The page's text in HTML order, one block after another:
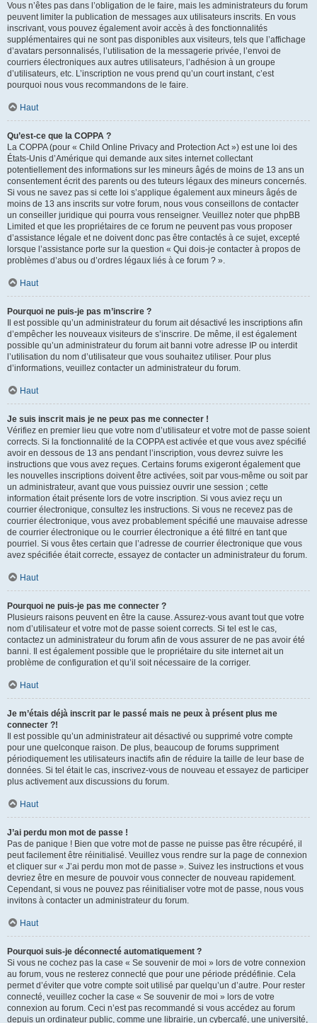
Vous n’êtes pas dans l’obligation de le faire, mais les administrateurs du forum
peuvent limiter la publication de messages aux utilisateurs inscrits. En vous
inscrivant, vous pouvez également avoir accès à des fonctionnalités
supplémentaires qui ne sont pas disponibles aux visiteurs, tels que l’affichage
d’avatars personnalisés, l’utilisation de la messagerie privée, l’envoi de
courriers électroniques aux autres utilisateurs, l’adhésion à un groupe
d’utilisateurs, etc. L’inscription ne vous prend qu’un court instant, c’est
pourquoi nous vous recommandons de le faire.
Haut
Qu’est-ce que la COPPA ?
La COPPA (pour « Child Online Privacy and Protection Act ») est une loi des
États-Unis d’Amérique qui demande aux sites internet collectant
potentiellement des informations sur les mineurs âgés de moins de 13 ans un
consentement écrit des parents ou des tuteurs légaux des mineurs concernés.
Si vous ne savez pas si cette loi s’applique également aux mineurs âgés de
moins de 13 ans inscrits sur votre forum, nous vous conseillons de contacter
un conseiller juridique qui pourra vous renseigner. Veuillez noter que phpBB
Limited et que les propriétaires de ce forum ne peuvent pas vous proposer
d’assistance légale et ne doivent donc pas être contactés à ce sujet, excepté
lorsque l’assistance porte sur la question « Qui dois-je contacter à propos de
problèmes d’abus ou d’ordres légaux liés à ce forum ? ».
Haut
Pourquoi ne puis-je pas m’inscrire ?
Il est possible qu’un administrateur du forum ait désactivé les inscriptions afin
d’empêcher les nouveaux visiteurs de s’inscrire. De même, il est également
possible qu’un administrateur du forum ait banni votre adresse IP ou interdit
l’utilisation du nom d’utilisateur que vous souhaitez utiliser. Pour plus
d’informations, veuillez contacter un administrateur du forum.
Haut
Je suis inscrit mais je ne peux pas me connecter !
Vérifiez en premier lieu que votre nom d’utilisateur et votre mot de passe soient
corrects. Si la fonctionnalité de la COPPA est activée et que vous avez spécifié
avoir en dessous de 13 ans pendant l’inscription, vous devrez suivre les
instructions que vous avez reçues. Certains forums exigeront également que
les nouvelles inscriptions doivent être activées, soit par vous-même ou soit par
un administrateur, avant que vous puissiez ouvrir une session ; cette
information était présente lors de votre inscription. Si vous aviez reçu un
courrier électronique, consultez les instructions. Si vous ne recevez pas de
courrier électronique, vous avez probablement spécifié une mauvaise adresse
de courrier électronique ou le courrier électronique a été filtré en tant que
pourriel. Si vous êtes certain que l’adresse de courrier électronique que vous
avez spécifiée était correcte, essayez de contacter un administrateur du forum.
Haut
Pourquoi ne puis-je pas me connecter ?
Plusieurs raisons peuvent en être la cause. Assurez-vous avant tout que votre
nom d’utilisateur et votre mot de passe soient corrects. Si tel est le cas,
contactez un administrateur du forum afin de vous assurer de ne pas avoir été
banni. Il est également possible que le propriétaire du site internet ait un
problème de configuration et qu’il soit nécessaire de la corriger.
Haut
Je m’étais déjà inscrit par le passé mais ne peux à présent plus me
connecter ?!
Il est possible qu’un administrateur ait désactivé ou supprimé votre compte
pour une quelconque raison. De plus, beaucoup de forums suppriment
périodiquement les utilisateurs inactifs afin de réduire la taille de leur base de
données. Si tel était le cas, inscrivez-vous de nouveau et essayez de participer
plus activement aux discussions du forum.
Haut
J’ai perdu mon mot de passe !
Pas de panique ! Bien que votre mot de passe ne puisse pas être récupéré, il
peut facilement être réinitialisé. Veuillez vous rendre sur la page de connexion
et cliquer sur « J’ai perdu mon mot de passe ». Suivez les instructions et vous
devriez être en mesure de pouvoir vous connecter de nouveau rapidement.
Cependant, si vous ne pouvez pas réinitialiser votre mot de passe, nous vous
invitons à contacter un administrateur du forum.
Haut
Pourquoi suis-je déconnecté automatiquement ?
Si vous ne cochez pas la case « Se souvenir de moi » lors de votre connexion
au forum, vous ne resterez connecté que pour une période prédéfinie. Cela
permet d’éviter que votre compte soit utilisé par quelqu’un d’autre. Pour rester
connecté, veuillez cocher la case « Se souvenir de moi » lors de votre
connexion au forum. Ceci n’est pas recommandé si vous accédez au forum
depuis un ordinateur public, comme une librairie, un cybercafé, une université,